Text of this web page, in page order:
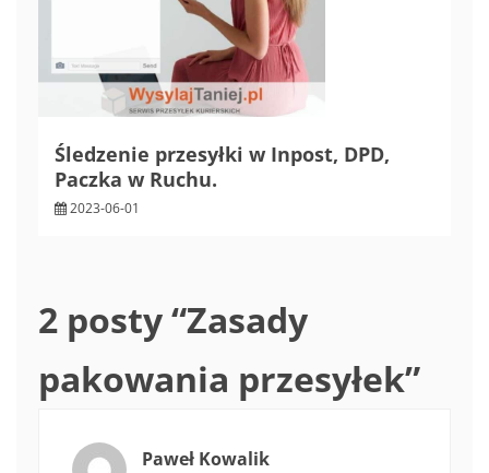
Śledzenie przesyłki w Inpost, DPD,
Paczka w Ruchu.
2023-06-01
2 posty “Zasady
pakowania przesyłek”
Paweł Kowalik